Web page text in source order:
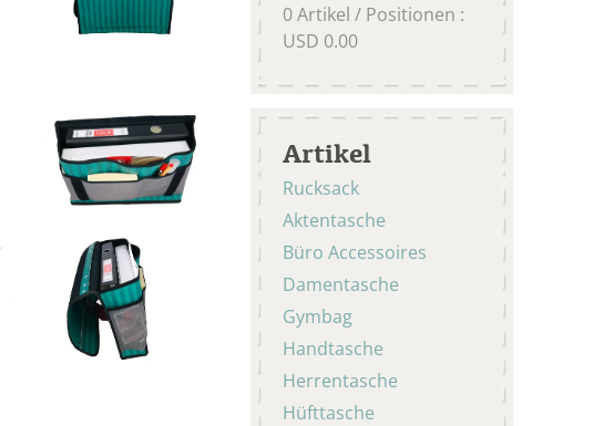
0Artikel / Positionen :
USD 0.00
Artikel
Rucksack
Aktentasche
Büro Accessoires
Damentasche
Gymbag
Handtasche
Herrentasche
Hüfttasche